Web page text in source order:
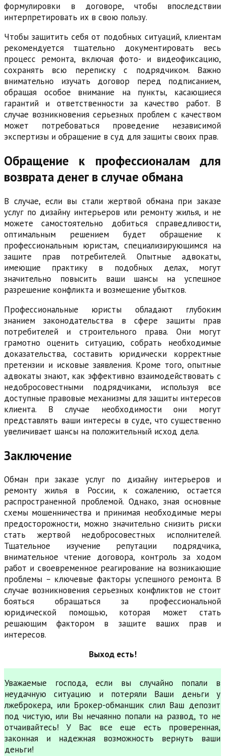
формулировки в договоре, чтобы впоследствии
интерпретировать их в свою пользу.
Чтобы защитить себя от подобных ситуаций, клиентам
рекомендуется тщательно документировать весь
процесс ремонта, включая фото- и видеофиксацию,
сохранять всю переписку с подрядчиком. Важно
внимательно изучать договор перед подписанием,
обращая особое внимание на пункты, касающиеся
гарантий и ответственности за качество работ. В
случае возникновения серьезных проблем с качеством
может потребоваться проведение независимой
экспертизы и обращение в суд для защиты своих прав.
Обращение к профессионалам для
возврата денег в случае обмана
В случае, если вы стали жертвой обмана при заказе
услуг по дизайну интерьеров или ремонту жилья, и не
можете самостоятельно добиться справедливости,
оптимальным решением будет обращение к
профессиональным юристам, специализирующимся на
защите прав потребителей. Опытные адвокаты,
имеющие практику в подобных делах, могут
значительно повысить ваши шансы на успешное
разрешение конфликта и возмещение убытков.
Профессиональные юристы обладают глубоким
знанием законодательства в сфере защиты прав
потребителей и строительного права. Они могут
грамотно оценить ситуацию, собрать необходимые
доказательства, составить юридически корректные
претензии и исковые заявления. Кроме того, опытные
адвокаты знают, как эффективно взаимодействовать с
недобросовестными подрядчиками, используя все
доступные правовые механизмы для защиты интересов
клиента. В случае необходимости они могут
представлять ваши интересы в суде, что существенно
увеличивает шансы на положительный исход дела.
Заключение
Обман при заказе услуг по дизайну интерьеров и
ремонту жилья в России, к сожалению, остается
распространенной проблемой. Однако, зная основные
схемы мошенничества и принимая необходимые меры
предосторожности, можно значительно снизить риски
стать жертвой недобросовестных исполнителей.
Тщательное изучение репутации подрядчика,
внимательное чтение договора, контроль за ходом
работ и своевременное реагирование на возникающие
проблемы – ключевые факторы успешного ремонта. В
случае возникновения серьезных конфликтов не стоит
бояться обращаться за профессиональной
юридической помощью, которая может стать
решающим фактором в защите ваших прав и
интересов.
Выход есть!
Уважаемые господа, если вы случайно попали в
неудачную ситуацию и потеряли Ваши деньги у
лжеброкера, или Брокер-обманщик слил Ваш депозит
под чистую, или Вы нечаянно попали на развод, то не
отчаивайтесь! У Вас все еще есть проверенная,
законная и надежная возможность вернуть ваши
деньги!